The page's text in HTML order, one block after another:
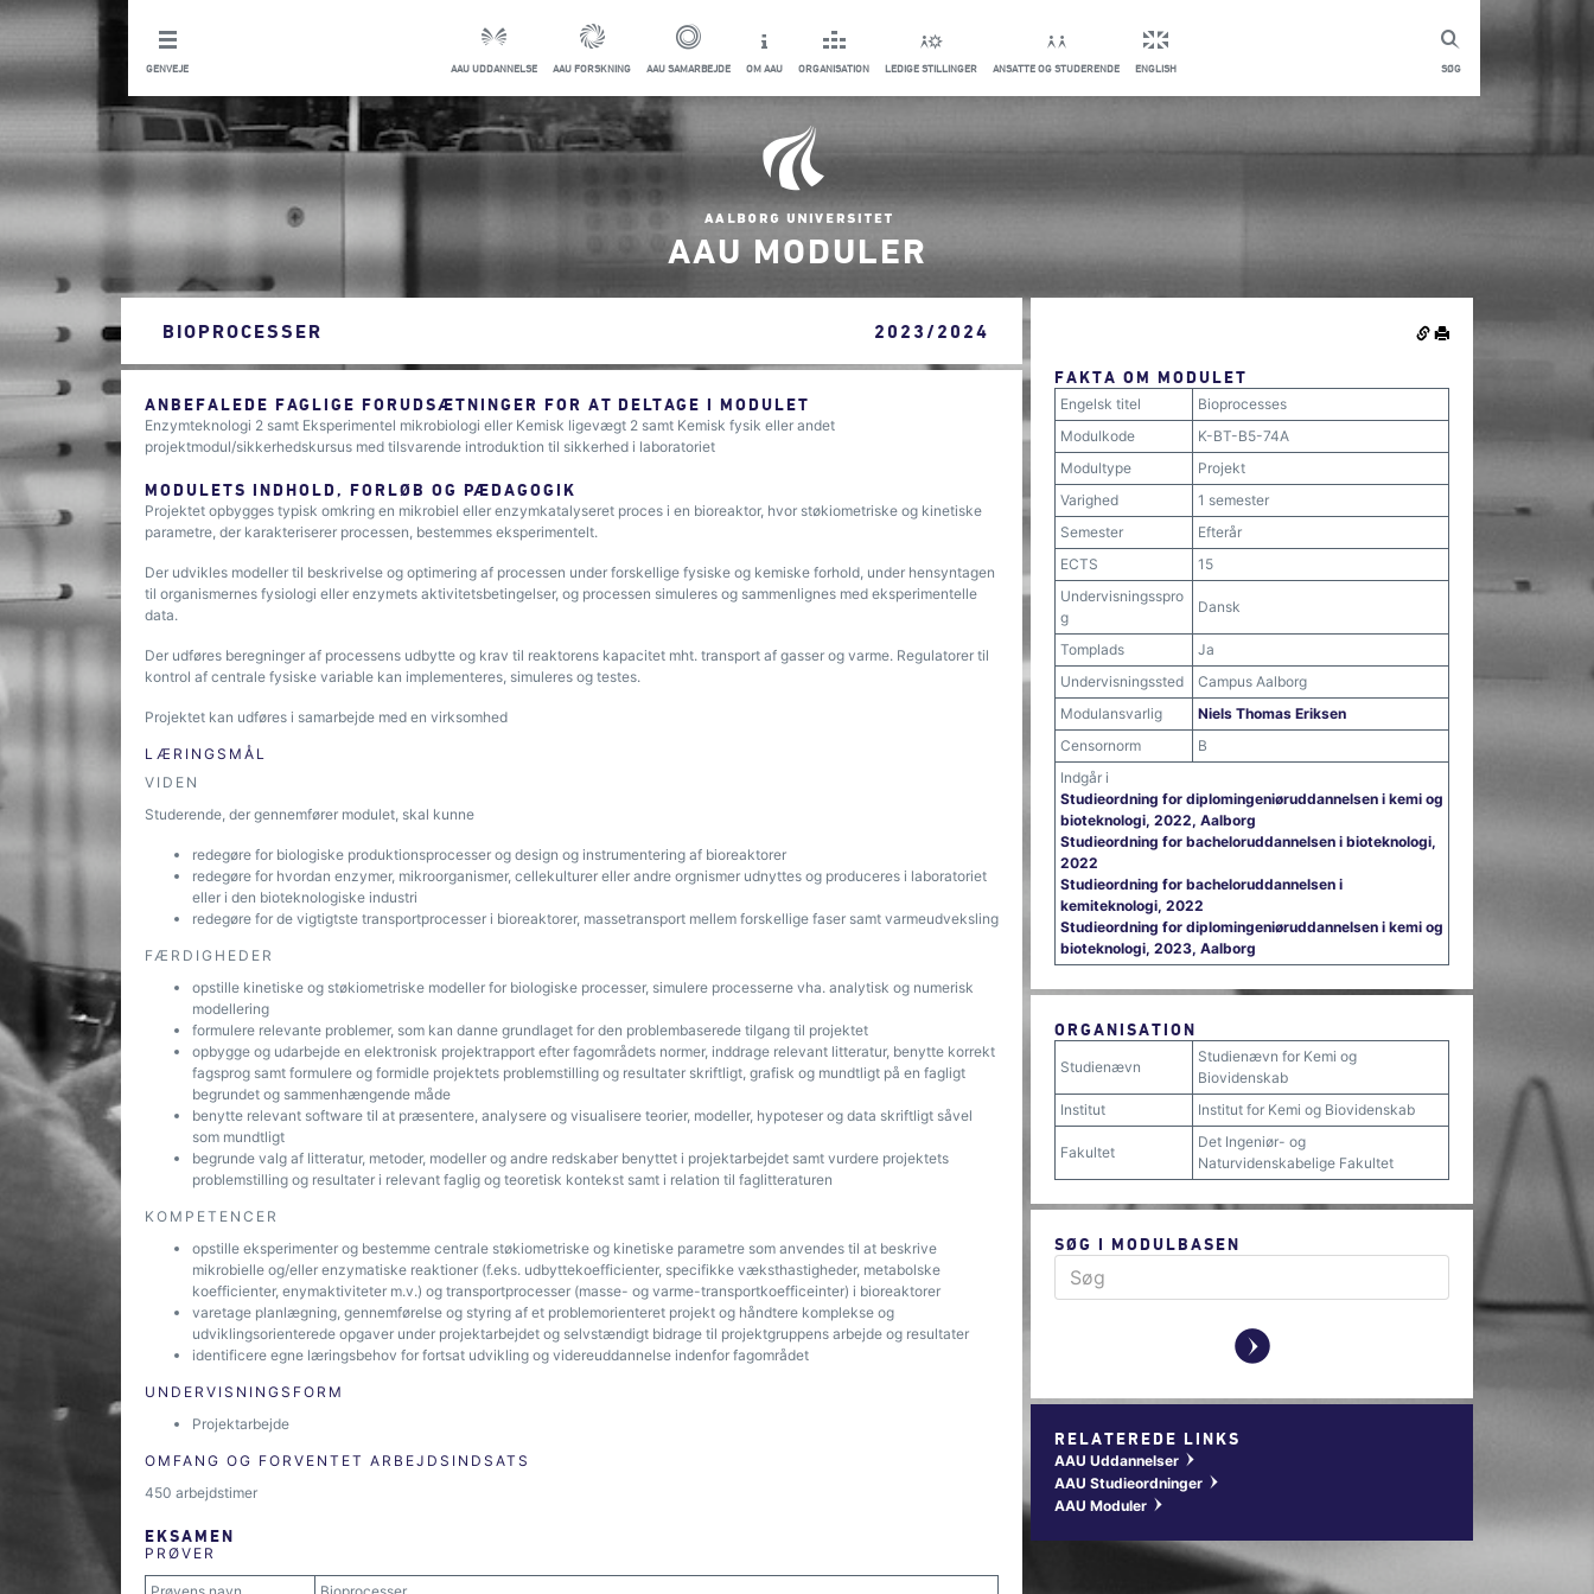
SØG
GENVEJE AAU UDDANNELSE AAU FORSKNING AAU SAMARBEJDE OM AAU ORGANISATION LEDIGE STILLINGER ANSATTE OG STUDERENDE ENGLISH
AAU MODULER
BIOPROCESSER 2023/2024
ANBEFALEDE FAGLIGE FORUDSÆTNINGER FOR AT DELTAGE I MODULET
Enzymteknologi 2 samt Eksperimentel mikrobiologi eller Kemisk ligevægt 2 samt Kemisk fysik eller andet
projektmodul/sikkerhedskursus med tilsvarende introduktion til sikkerhed i laboratoriet
MODULETS INDHOLD, FORLØB OG PÆDAGOGIK
Projektet opbygges typisk omkring en mikrobiel eller enzymkatalyseret proces i en bioreaktor, hvor støkiometriske og kinetiske
parametre, der karakteriserer processen, bestemmes eksperimentelt.
Der udvikles modeller til beskrivelse og optimering af processen under forskellige fysiske og kemiske forhold, under hensyntagen
til organismernes fysiologi eller enzymets aktivitetsbetingelser, og processen simuleres og sammenlignes med eksperimentelle
data.
Der udføres beregninger af processens udbytte og krav til reaktorens kapacitet mht. transport af gasser og varme. Regulatorer til
kontrol af centrale fysiske variable kan implementeres, simuleres og testes.
Projektet kan udføres i samarbejde med en virksomhed
LÆRINGSMÅL
VIDEN
Studerende, der gennemfører modulet, skal kunne
redegøre for biologiske produktionsprocesser og design og instrumentering af bioreaktorer
redegøre for hvordan enzymer, mikroorganismer, cellekulturer eller andre orgnismer udnyttes og produceres i laboratoriet
eller i den bioteknologiske industri
redegøre for de vigtigtste transportprocesser i bioreaktorer, massetransport mellem forskellige faser samt varmeudveksling
FÆRDIGHEDER
opstille kinetiske og støkiometriske modeller for biologiske processer, simulere processerne vha. analytisk og numerisk
modellering
formulere relevante problemer, som kan danne grundlaget for den problembaserede tilgang til projektet
opbygge og udarbejde en elektronisk projektrapport efter fagområdets normer, inddrage relevant litteratur, benytte korrekt
fagsprog samt formulere og formidle projektets problemstilling og resultater skriftligt, grafisk og mundtligt på en fagligt
begrundet og sammenhængende måde
benytte relevant software til at præsentere, analysere og visualisere teorier, modeller, hypoteser og data skriftligt såvel
som mundtligt
begrunde valg af litteratur, metoder, modeller og andre redskaber benyttet i projektarbejdet samt vurdere projektets
problemstilling og resultater i relevant faglig og teoretisk kontekst samt i relation til faglitteraturen
KOMPETENCER
opstille eksperimenter og bestemme centrale støkiometriske og kinetiske parametre som anvendes til at beskrive
mikrobielle og/eller enzymatiske reaktioner (f.eks. udbyttekoefficienter, specifikke væksthastigheder, metabolske
koefficienter, enymaktiviteter m.v.) og transportprocesser (masse- og varme-transportkoefficeinter) i bioreaktorer
varetage planlægning, gennemførelse og styring af et problemorienteret projekt og håndtere komplekse og
udviklingsorienterede opgaver under projektarbejdet og selvstændigt bidrage til projektgruppens arbejde og resultater
identificere egne læringsbehov for fortsat udvikling og videreuddannelse indenfor fagområdet
UNDERVISNINGSFORM
Projektarbejde
OMFANG OG FORVENTET ARBEJDSINDSATS
450 arbejdstimer
EKSAMEN
PRØVER
FAKTA OM MODULET
Engelsk titel
Bioprocesses
Modulkode
K-BT-B5-74A
Modultype
Projekt
Varighed
1 semester
Semester
Efterår
ECTS
15
Undervisningsspro
g
Dansk
Tomplads
Ja
Undervisningssted
Campus Aalborg
Modulansvarlig
Niels Thomas Eriksen
Censornorm
B
Indgår i
Studieordning for diplomingeniøruddannelsen i kemi og
bioteknologi, 2022, Aalborg
Studieordning for bacheloruddannelsen i bioteknologi,
2022
Studieordning for bacheloruddannelsen i
kemiteknologi, 2022
Studieordning for diplomingeniøruddannelsen i kemi og
bioteknologi, 2023, Aalborg
ORGANISATION
Studienævn
Studienævn for Kemi og
Biovidenskab
Institut
Institut for Kemi og Biovidenskab
Fakultet
Det Ingeniør- og
Naturvidenskabelige Fakultet
SØG I MODULBASEN
y
RELATEREDE LINKS
AAU Uddannelser w
AAU Studieordninger w
AAU Moduler w